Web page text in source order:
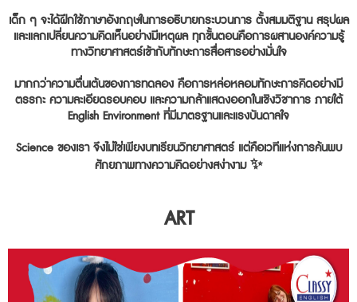
เด็ก ๆ จะได้ฝึกใช้ภาษาอังกฤษในการอธิบายกระบวนการ ตั้งสมมติฐาน สรุปผล
และแลกเปลี่ยนความคิดเห็นอย่างมีเหตุผล ทุกขั้นตอนคือการผสานองค์ความรู้
ทางวิทยาศาสตร์เข้ากับทักษะการสื่อสารอย่างมั่นใจ
มากกว่าความตื่นเต้นของการทดลอง คือการหล่อหลอมทักษะการคิดอย่างมี
ตรรกะ ความละเอียดรอบคอบ และความกล้าแสดงออกในเชิงวิชาการ ภายใต้
English Environment ที่มีมาตรฐานและแรงบันดาลใจ
Science ของเรา จึงไม่ใช่เพียงบทเรียนวิทยาศาสตร์ แต่คือเวทีแห่งการค้นพบ
ศักยภาพทางความคิดอย่างสง่างาม ✨
ART